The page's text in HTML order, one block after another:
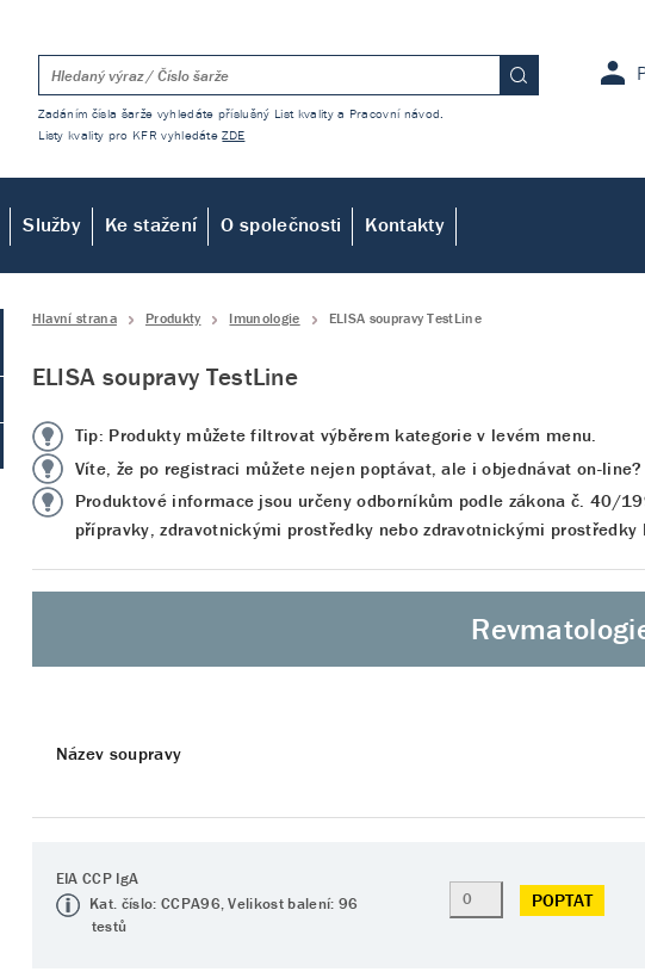
Zadáním čísla šarže vyhledáte příslušný List kvality a Pracovní návod.
Listy kvality pro KFR vyhledáteZDE
Služby Ke stažení O společnosti Kontakty
Hlavní strana Produkty Imunologie ELISA soupravy TestLine
ELISA soupravy TestLine
Tip: Produkty můžete filtrovat výběrem kategorie v levém menu.
Víte, že po registraci můžete nejen poptávat, ale i objednávat on-
Produktové informace jsou určeny odborníkům podle zákona č. 40/
přípravky, zdravotnickými prostředky nebo zdravotnickými prostředky
Název soupravy
EIA CCP IgA
Kat. číslo: CCPA96, Velikost balení: 96
testů
POPTAT